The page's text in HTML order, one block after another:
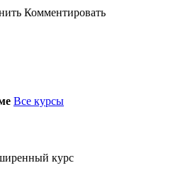
Комментировать
Все курсы
курс